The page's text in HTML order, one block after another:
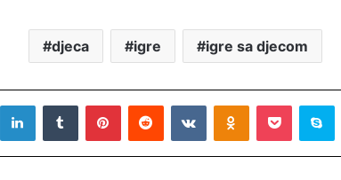
djeca igre igre sa djecom
LinkedIn Tumblr Pinterest Reddit VKontakte Odnoklassniki Pocket Skype